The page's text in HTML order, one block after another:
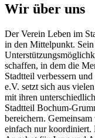
Wir über uns
Der Verein Leben im
in den Mittelpunkt.
schaffen, in dem die
Stadtteil verbessern
e.V. setzt sich aus
mit ihren
Stadtteil Bochum-
bereichern.
einfach nur koordiniert.